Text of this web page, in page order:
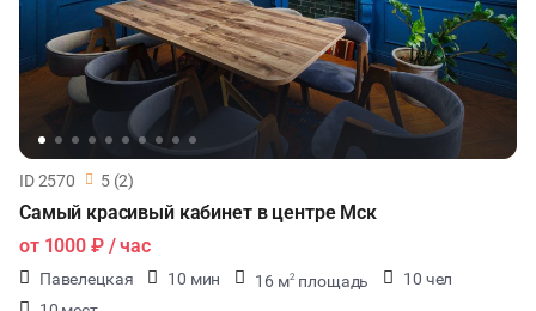
ID 2570 5 (2)
Самый красивый кабинет в центре Мск
от 1000 ₽/ час
Павелецкая 10 мин 16 м2 площадь
10 чел